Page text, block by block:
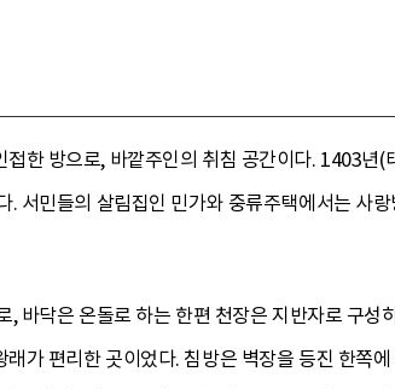
한 방으로, 바깥주인의 취침 공간이다. 1403
. 서민들의 살림집인 민가와 중류주택에서는 사
, 바닥은 온돌로 하는 한편 천장은 지반자로 구
가 편리한 곳이었다. 침방은 벽장을 등진 한쪽에